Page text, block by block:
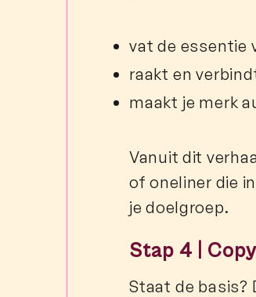
vat de essentie
raakt en
maakt je merk
Vanuit dit
of oneliner die
je doelgroep.
Stap 4 |
Staat de basis?